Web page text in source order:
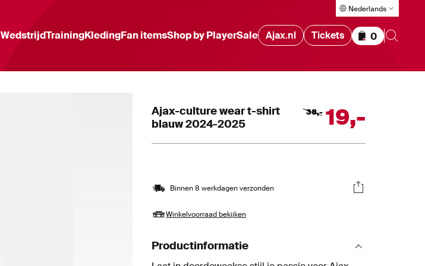
WedstrijdTrainingKledingFan itemsShop by PlayerSale Ajax.nl Tickets Items in
0
Nederlands
Ajax-culture wear t-shirt
blauw 2024-2025
38,- 19,-
Binnen 8 werkdagen verzonden
Winkelvoorraad bekijken
Productinformatie